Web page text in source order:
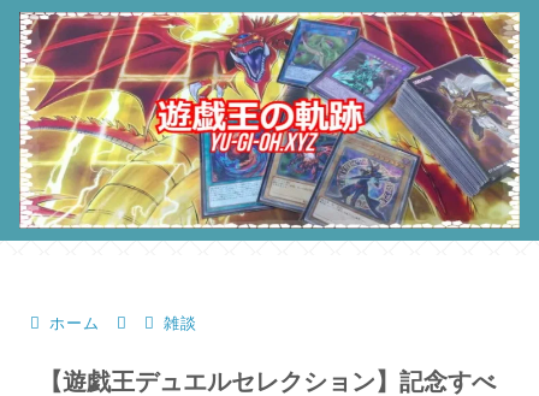
ホーム 雑談
【遊戯王デュエルセレクション】記念すべ